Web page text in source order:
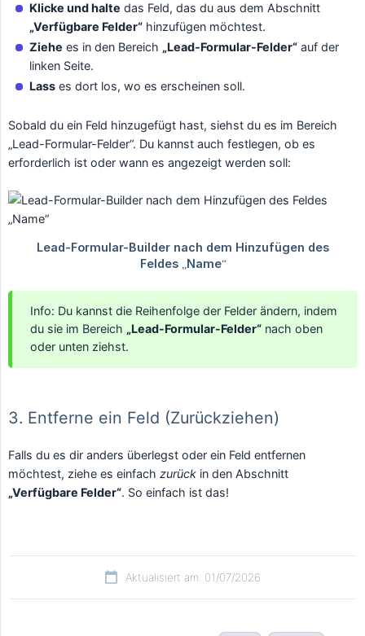
Klicke und halte das Feld, das du aus dem Abschnitt
„Verfügbare Felder“ hinzufügen möchtest.
Ziehe es in den Bereich „Lead-Formular-Felder“ auf der
linken Seite.
Lass es dort los, wo es erscheinen soll.
Sobald du ein Feld hinzugefügt hast, siehst du es im Bereich
„Lead-Formular-Felder“. Du kannst auch festlegen, ob es
erforderlich ist oder wann es angezeigt werden soll:
Info: Du kannst die Reihenfolge der Felder ändern, indem
du sie im Bereich „Lead-Formular-Felder“ nach oben
oder unten ziehst.
3. Entferne ein Feld (Zurückziehen)
Falls du es dir anders überlegst oder ein Feld entfernen
möchtest, ziehe es einfach zurück in den Abschnitt
„Verfügbare Felder“. So einfach ist das!
Aktualisiert am: 01/07/2026